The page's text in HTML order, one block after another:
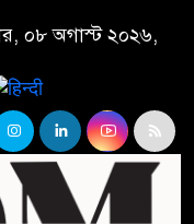
০৮ অগাস্ট ২০২৬,